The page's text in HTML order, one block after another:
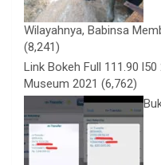
Wilayahnya, Babinsa
(8,241)
Link Bokeh Full 111.90
Museum 2021 (6,762)